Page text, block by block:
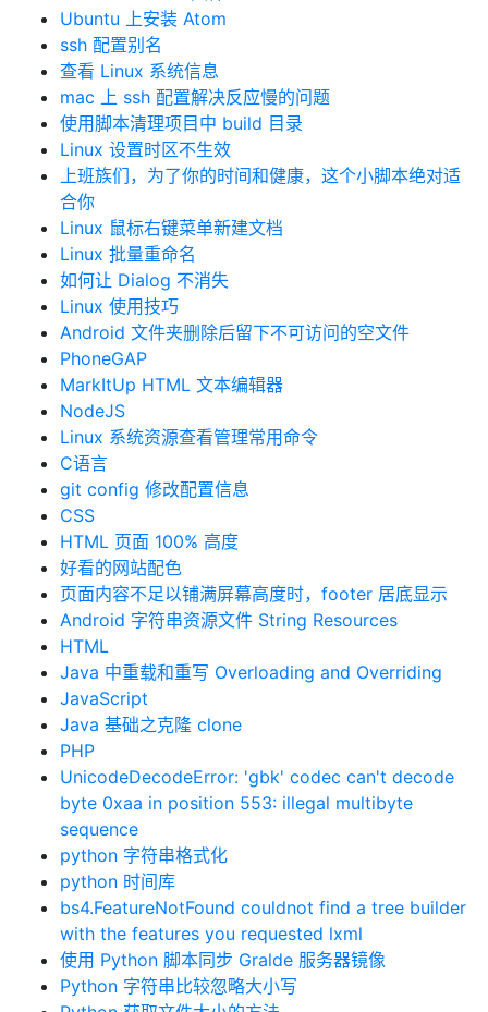
Ubuntu 上安装 Atom
ssh 配置别名
查看 Linux 系统信息
mac 上 ssh 配置解决反应慢的问题
使用脚本清理项目中 build 目录
Linux 设置时区不生效
上班族们，为了你的时间和健康，这个小脚本绝对适
合你
Linux 鼠标右键菜单新建文档
Linux 批量重命名
如何让 Dialog 不消失
Linux 使用技巧
Android 文件夹删除后留下不可访问的空文件
PhoneGAP
MarkItUp HTML 文本编辑器
NodeJS
Linux 系统资源查看管理常用命令
C语言
git config 修改配置信息
CSS
HTML 页面 100% 高度
好看的网站配色
页面内容不足以铺满屏幕高度时，footer 居底显示
Android 字符串资源文件 String Resources
HTML
Java 中重载和重写 Overloading and Overriding
JavaScript
Java 基础之克隆 clone
PHP
UnicodeDecodeError: 'gbk' codec can't decode
byte 0xaa in position 553: illegal multibyte
sequence
python 字符串格式化
python 时间库
bs4.FeatureNotFound couldnot find a tree builder
with the features you requested lxml
使用 Python 脚本同步 Gralde 服务器镜像
Python 字符串比较忽略大小写